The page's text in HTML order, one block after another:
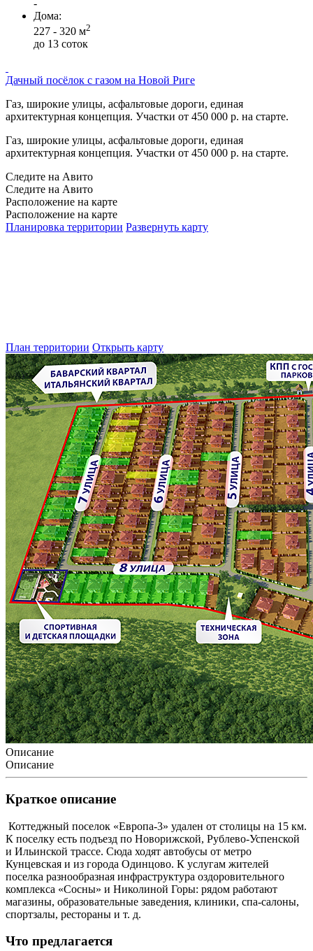
-
Дома:
227 - 320 м2
до 13 соток
Дачный посёлок с газом на Новой Риге
Газ, широкие улицы, асфальтовые дороги, единая
архитектурная концепция. Участки от 450 000 р. на старте.
Газ, широкие улицы, асфальтовые дороги, единая
архитектурная концепция. Участки от 450 000 р. на старте.
Следите на Авито
Следите на Авито
Расположение на карте
Расположение на карте
Планировка территории Развернуть карту
План территории Открыть карту
Описание
Описание
Краткое описание
Коттеджный поселок «Европа-3» удален от столицы на 15 км.
К поселку есть подъезд по Новорижской, Рублево-Успенской
и Ильинской трассе. Сюда ходят автобусы от метро
Кунцевская и из города Одинцово. К услугам жителей
поселка разнообразная инфраструктура оздоровительного
комплекса «Сосны» и Николиной Горы: рядом работают
магазины, образовательные заведения, клиники, спа-салоны,
спортзалы, рестораны и т. д.
Что предлагается